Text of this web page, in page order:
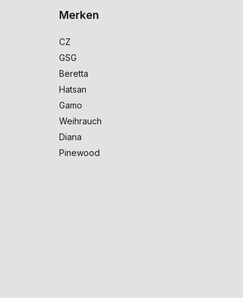
Merken
CZ
GSG
Beretta
Hatsan
Gamo
Weihrauch
Diana
Pinewood